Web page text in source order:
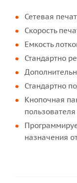
Сетевая
Скорость
Емкость
Стандартно
Стандартно
Кнопочная
назначения